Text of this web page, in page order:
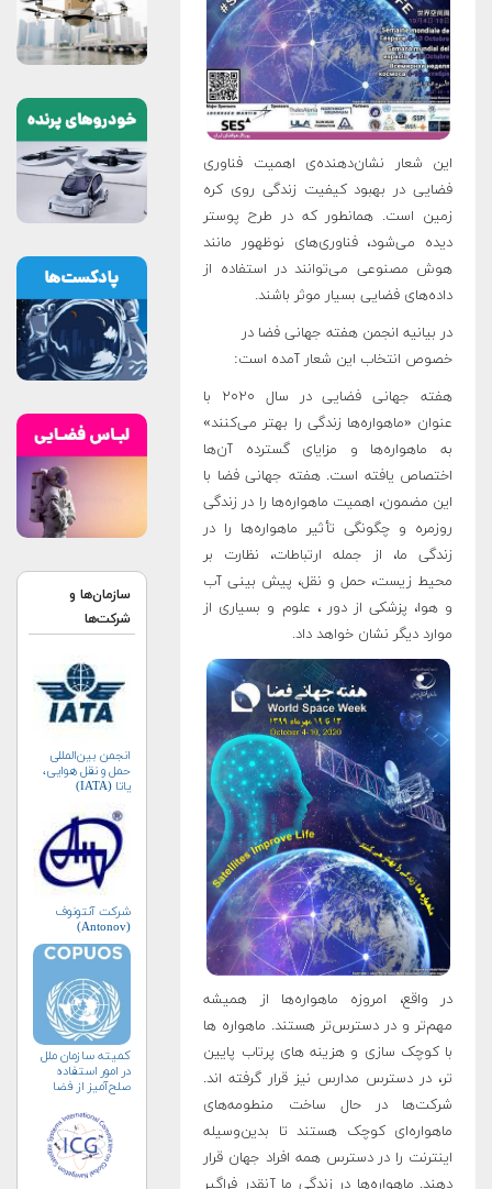
این شعار نشان‌دهنده‌ی اهمیت فناوری
فضایی در بهبود کیفیت زندگی روی کره
زمین است. همانطور که در طرح پوستر
دیده می‌شود، فناوری‌های نوظهور مانند
هوش مصنوعی می‌توانند در استفاده از
داده‌های فضایی بسیار موثر باشند.
در بیانیه انجمن هفته جهانی فضا در
خصوص انتخاب این شعار آمده است:
هفته جهانی فضایی در سال ۲۰۲۰ با
عنوان «ماهواره‌ها زندگی را بهتر می‌کنند»
به ماهواره‌ها و مزایای گسترده آن‌ها
اختصاص یافته است. هفته جهانی فضا با
این مضمون، اهمیت ماهواره‌ها را در زندگی
روزمره و چگونگی تأثیر ماهواره‌ها را در
زندگی ما، از جمله ارتباطات، نظارت بر
محیط زیست، حمل و نقل، پیش بینی آب
و هوا، پزشکی از دور ، علوم و بسیاری از
موارد دیگر نشان خواهد داد.
در واقع، امروزه ماهواره‌ها از همیشه
مهم‌تر و در دسترس‌تر هستند. ماهواره ها
با کوچک سازی و هزینه های پرتاب پایین
تر، در دسترس مدارس نیز قرار گرفته اند.
شرکت‌ها در حال ساخت منطومه‌های
ماهواره‌ای کوچک هستند تا بدین‌وسیله
اینترنت را در دسترس همه افراد جهان قرار
دهند. ماهواره‌ها در زندگی ما آنقدر فراگیر
سازمان‌ها و
شرکت‌ها
انجمن بین‌المللی
حمل و نقل هوایی،
یاتا (IATA)
شرکت آنتونوف
(Antonov)
کمیته سازمان ملل
در امور استفاده
صلح‌آمیز از فضا